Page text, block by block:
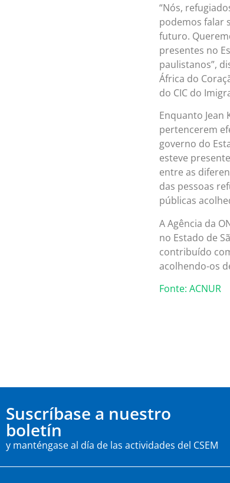
“Nós,
podemos falar
futuro.
presentes no
paulistanos”,
África do
do CIC do
Enquanto
pertencerem
governo do
esteve
entre as
das pessoas
públicas
A Agência da
no Estado de
contribuído
acolhendo-os
Fonte: ACNUR
Suscríbase a nuestro
boletín
y manténgase al día de las actividades del CSEM